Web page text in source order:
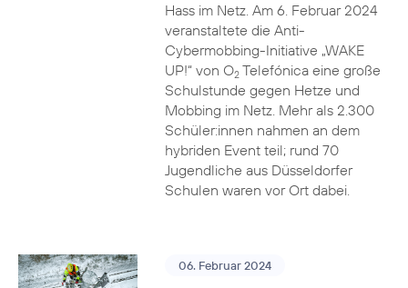
Hass im Netz. Am 6. Februar 2024
veranstaltete die Anti-
Cybermobbing-Initiative „WAKE
UP!“ von O2Telefónica eine große
Schulstunde gegen Hetze und
Mobbing im Netz. Mehr als 2.300
Schüler:innen nahmen an dem
hybriden Event teil; rund 70
Jugendliche aus Düsseldorfer
Schulen waren vor Ort dabei.
06. Februar 2024